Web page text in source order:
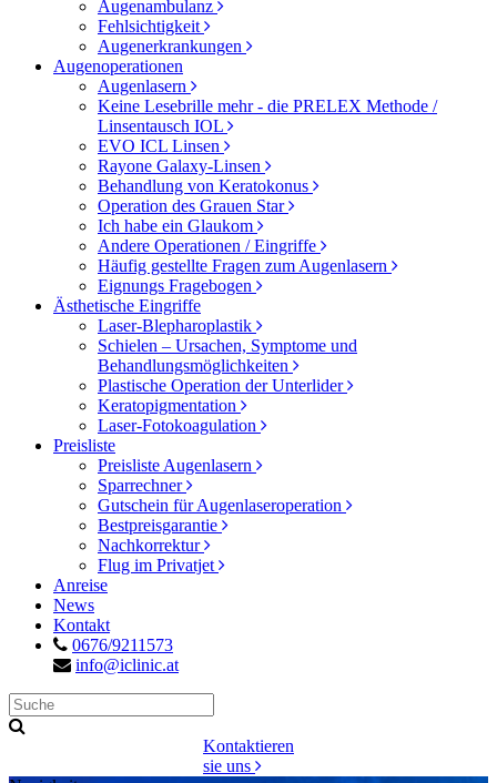
Augenambulanz
Fehlsichtigkeit
Augenerkrankungen
Augenoperationen
Augenlasern
Keine Lesebrille mehr - die PRELEX Methode /
Linsentausch IOL
EVO ICL Linsen
Rayone Galaxy-Linsen
Behandlung von Keratokonus
Operation des Grauen Star
Ich habe ein Glaukom
Andere Operationen / Eingriffe
Häufig gestellte Fragen zum Augenlasern
Eignungs Fragebogen
Ästhetische Eingriffe
Laser-Blepharoplastik
Schielen – Ursachen, Symptome und
Behandlungsmöglichkeiten
Plastische Operation der Unterlider
Keratopigmentation
Laser-Fotokoagulation
Preisliste
Preisliste Augenlasern
Sparrechner
Gutschein für Augenlaseroperation
Bestpreisgarantie
Nachkorrektur
Flug im Privatjet
Anreise
News
Kontakt
0676/9211573
info@iclinic.at
Kontaktieren
sie uns